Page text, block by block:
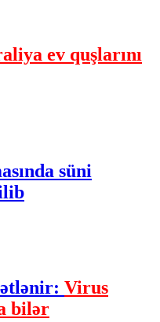
ev quşlarını
süni
Virus
bilər